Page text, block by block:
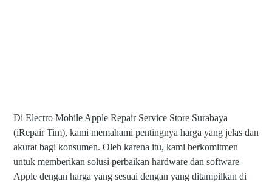
Di Electro Mobile Apple Repair Service Store Surabaya
(iRepair Tim), kami memahami pentingnya harga yang jelas dan
akurat bagi konsumen. Oleh karena itu, kami berkomitmen
untuk memberikan solusi perbaikan hardware dan software
Apple dengan harga yang sesuai dengan yang ditampilkan di